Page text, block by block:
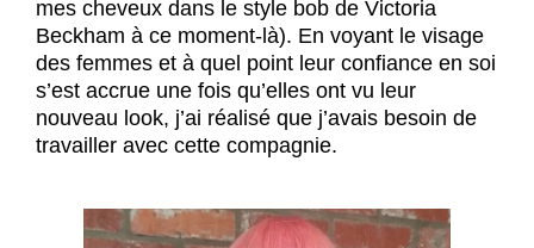
mes cheveux dans le style bob de Victoria
Beckham à ce moment-là). En voyant le visage
des femmes et à quel point leur confiance en soi
s’est accrue une fois qu’elles ont vu leur
nouveau look, j’ai réalisé que j’avais besoin de
travailler avec cette compagnie.